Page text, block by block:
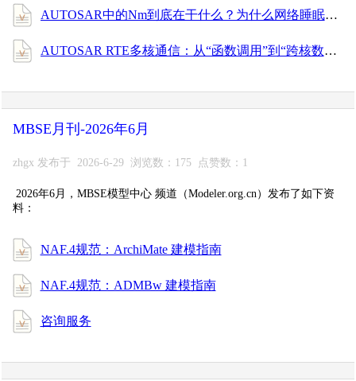
AUTOSAR中的Nm到底在干什么？为什么网络睡眠、网络唤醒全靠它？
AUTOSAR RTE多核通信：从“函数调用”到“跨核数据搬运”的真相
MBSE月刊-2026年6月
zhgx 发布于 2026-6-29 浏览数：175 点赞数：1
2026年6月，MBSE模型中心 频道（Modeler.org.cn）发布了如下资
料：
NAF.4规范：ArchiMate 建模指南
NAF.4规范：ADMBw 建模指南
咨询服务